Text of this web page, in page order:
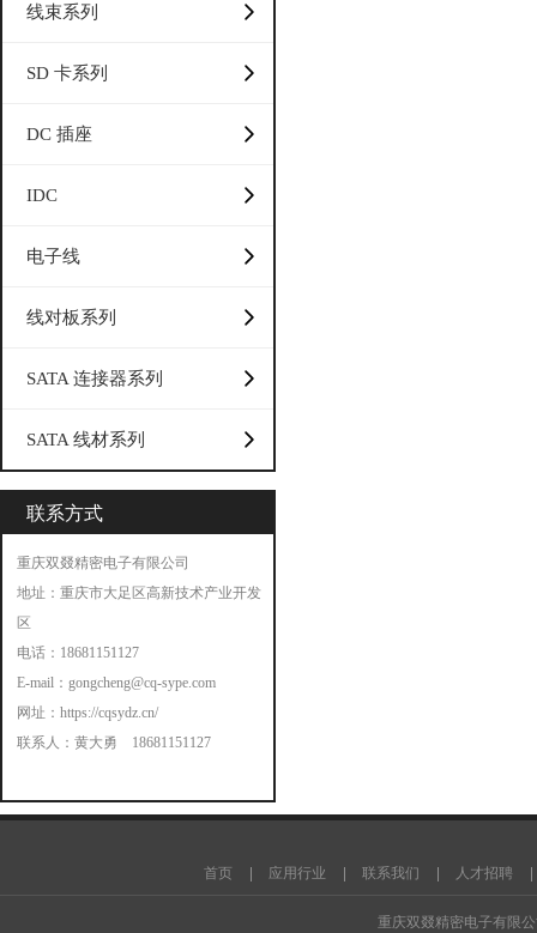
线束系列
SD 卡系列
DC 插座
IDC
电子线
线对板系列
SATA 连接器系列
SATA 线材系列
联系方式
重庆双叕精密电子有限公司
地址：重庆市大足区高新技术产业开发
区
电话：18681151127
E-mail： gongcheng@cq-sype.com
网址： https://cqsydz.cn/
联系人：黄大勇 18681151127
机
三回程烘干机 腻子粉包装机
首页 应用行业 联系我们 人才招聘
重庆双叕精密电子有限